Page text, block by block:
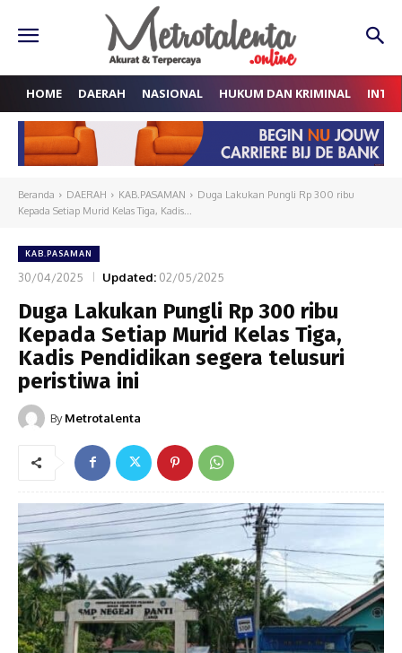
HOME DAERAH NASIONAL HUKUM DAN KRIMINAL
Beranda DAERAH KAB.PASAMAN
Duga Lakukan Pungli Rp 300 ribu
Kepada Setiap Murid Kelas Tiga, Kadis...
KAB.PASAMAN
30/04/2025 Updated: 02/05/2025
Duga Lakukan Pungli Rp 300 ribu
Kepada Setiap Murid Kelas Tiga,
Kadis Pendidikan segera telusuri
peristiwa ini
By Metrotalenta